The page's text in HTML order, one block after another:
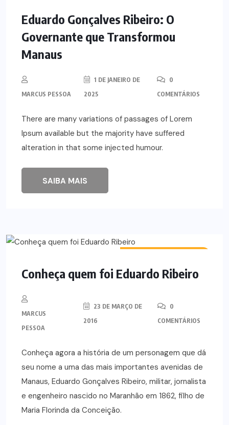
Eduardo Gonçalves Ribeiro: O
Governante que Transformou
Manaus
MARCUS PESSOA
1 DE JANEIRO DE
2025
0
COMENTÁRIOS
There are many variations of passages of Lorem
Ipsum available but the majority have suffered
alteration in that some injected humour.
SAIBA MAIS
Conheça quem foi Eduardo Ribeiro
MARCUS
PESSOA
23 DE MARÇO DE
2016
0
COMENTÁRIOS
Conheça agora a história de um personagem que dá
seu nome a uma das mais importantes avenidas de
Manaus, Eduardo Gonçalves Ribeiro, militar, jornalista
e engenheiro nascido no Maranhão em 1862, filho de
Maria Florinda da Conceição.